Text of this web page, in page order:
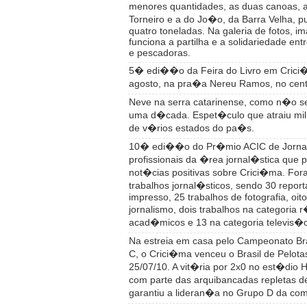
menores quantidades, as duas canoas,
Torneiro e a do Jo�o, da Barra Velha,
quatro toneladas. Na galeria de fotos,
funciona a partilha e a solidariedade
e pescadoras.
5� edi��o da Feira do Livro em
agosto, na pra�a Nereu Ramos, no
Neve na serra catarinense, como n�o
uma d�cada. Espet�culo que atraiu
de v�rios estados do pa�s.
10� edi��o do Pr�mio ACIC de
profissionais da �rea jornal�stica que
not�cias positivas sobre Crici�ma.
trabalhos jornal�sticos, sendo 30
impresso, 25 trabalhos de fotografia,
jornalismo, dois trabalhos na categoria
acad�micos e 13 na categoria
Na estreia em casa pelo Campeonato
C, o Crici�ma venceu o Brasil de
25/07/10. A vit�ria por 2x0 no est�dio
com parte das arquibancadas repletas
garantiu a lideran�a no Grupo D da